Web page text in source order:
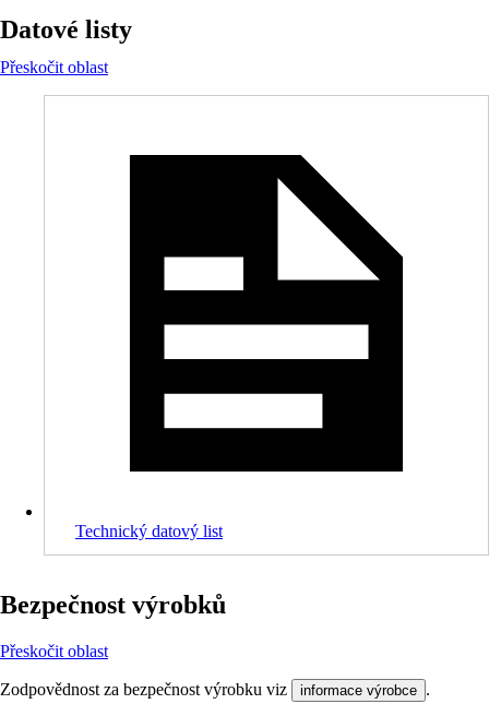
Datové listy
Přeskočit oblast
Technický datový list
Bezpečnost výrobků
Přeskočit oblast
Zodpovědnost za bezpečnost výrobku viz informace výrobce .